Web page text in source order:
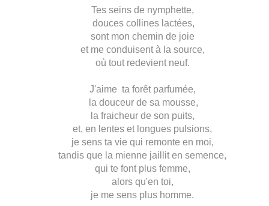
Tes seins de nymphette,
douces collines lactées,
sont mon chemin de joie
et me conduisent à la source,
où tout redevient neuf.
J'aime ta forêt parfumée,
la douceur de sa mousse,
la fraicheur de son puits,
et, en lentes et longues pulsions,
je sens ta vie qui remonte en moi,
tandis que la mienne jaillit en semence,
qui te font plus femme,
alors qu'en toi,
je me sens plus homme.